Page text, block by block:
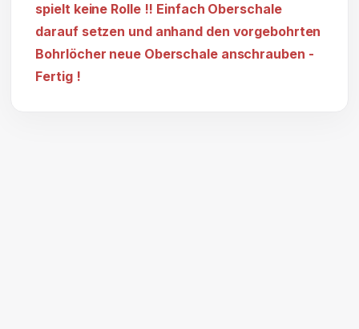
spielt keine Rolle !! Einfach Oberschale
darauf setzen und anhand den vorgebohrten
Bohrlöcher neue Oberschale anschrauben -
Fertig !